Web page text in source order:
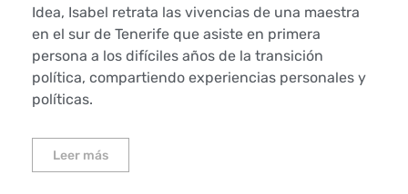
Idea, Isabel retrata las vivencias de una maestra
en el sur de Tenerife que asiste en primera
persona a los difíciles años de la transición
política, compartiendo experiencias personales y
políticas.
Leer más